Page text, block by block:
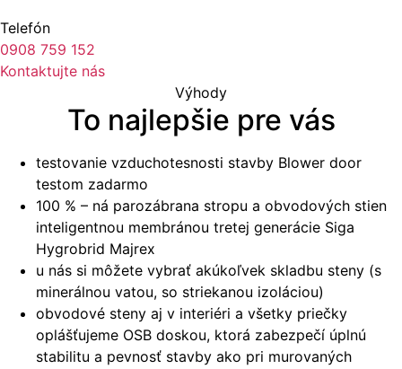
Telefón
0908 759 152
Kontaktujte nás
Výhody
To najlepšie pre vás
testovanie vzduchotesnosti stavby Blower door
testom zadarmo
100 % – ná parozábrana stropu a obvodových stien
inteligentnou membránou tretej generácie Siga
Hygrobrid Majrex
u nás si môžete vybrať akúkoľvek skladbu steny (s
minerálnou vatou, so striekanou izoláciou)
obvodové steny aj v interiéri a všetky priečky
oplášťujeme OSB doskou, ktorá zabezpečí úplnú
stabilitu a pevnosť stavby ako pri murovaných